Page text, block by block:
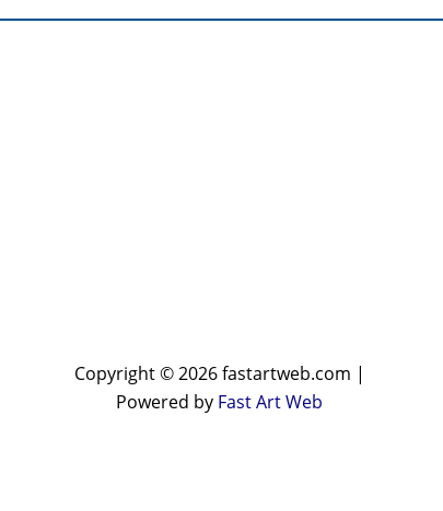
Copyright © 2026 fastartweb.com |
Powered by Fast Art Web